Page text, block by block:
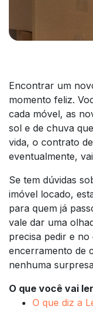
Encontrar um
momento feliz.
cada móvel, as
sol e de chuva
vida, o contrato
eventualmente,
Se tem dúvidas
imóvel locado,
para quem já
vale dar uma
precisa pedir e no
encerramento de
nenhuma
O que você vai ler
O que diz a